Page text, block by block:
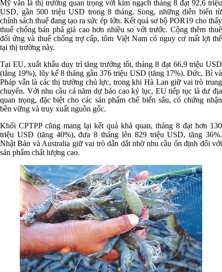
Mỹ vẫn là thị trường quan trọng với kim ngạch tháng 8 đạt 92,6 triệu
USD, gần 500 triệu USD trong 8 tháng. Song, những diễn biến từ
chính sách thuế đang tạo ra sức ép lớn. Kết quả sơ bộ POR19 cho thấy
thuế chống bán phá giá cao hơn nhiều so với trước. Cộng thêm thuế
đối ứng và thuế chống trợ cấp, tôm Việt Nam có nguy cơ mất lợi thế
tại thị trường này.
Tại EU, xuất khẩu duy trì tăng trưởng tốt, tháng 8 đạt 66,9 triệu USD
(tăng 19%), lũy kế 8 tháng gần 376 triệu USD (tăng 17%). Đức, Bỉ và
Pháp vẫn là các thị trường chủ lực, trong khi Hà Lan giữ vai trò trung
chuyển. Với nhu cầu cả năm dự báo cao kỷ lục, EU tiếp tục là dư địa
quan trọng, đặc biệt cho các sản phẩm chế biến sâu, có chứng nhận
bền vững và truy xuất nguồn gốc.
Khối CPTPP cũng mang lại kết quả khả quan, tháng 8 đạt hơn 130
triệu USD (tăng 40%), đưa 8 tháng lên 829 triệu USD, tăng 36%.
Nhật Bản và Australia giữ vai trò dẫn dắt nhờ nhu cầu ổn định đối với
sản phẩm chất lượng cao.